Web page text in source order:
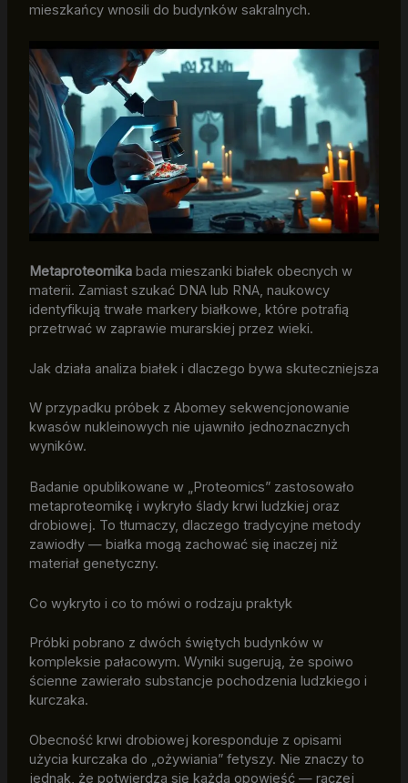
mieszkańcy wnosili do budynków sakralnych.
Metaproteomikabada mieszanki białek obecnych w
materii. Zamiast szukać DNA lub RNA, naukowcy
identyfikują trwałe markery białkowe, które potrafią
przetrwać w zaprawie murarskiej przez wieki.
Jak działa analiza białek i dlaczego bywa skuteczniejsza
W przypadku próbek z Abomey sekwencjonowanie
kwasów nukleinowych nie ujawniło jednoznacznych
wyników.
Badanie opublikowane w „Proteomics” zastosowało
metaproteomikę i wykryło ślady krwi ludzkiej oraz
drobiowej. To tłumaczy, dlaczego tradycyjne metody
zawiodły — białka mogą zachować się inaczej niż
materiał genetyczny.
Co wykryto i co to mówi o rodzaju praktyk
Próbki pobrano z dwóch świętych budynków w
kompleksie pałacowym. Wyniki sugerują, że spoiwo
ścienne zawierało substancje pochodzenia ludzkiego i
kurczaka.
Obecność krwi drobiowej koresponduje z opisami
użycia kurczaka do „ożywiania” fetyszy. Nie znaczy to
jednak, że potwierdza się każda opowieść — raczej